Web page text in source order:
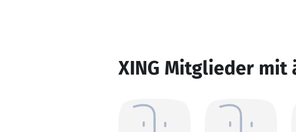
XING Mitglieder mit